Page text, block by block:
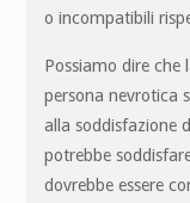
o incompatibili
Possiamo dire
persona nevrotica
alla soddisfazione
potrebbe
dovrebbe essere